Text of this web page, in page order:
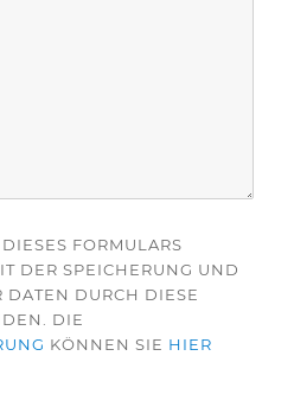
FORMULARS
DER SPEICHERUNG UND
DATEN DURCH DIESE
DIE
KÖNNEN SIE HIER